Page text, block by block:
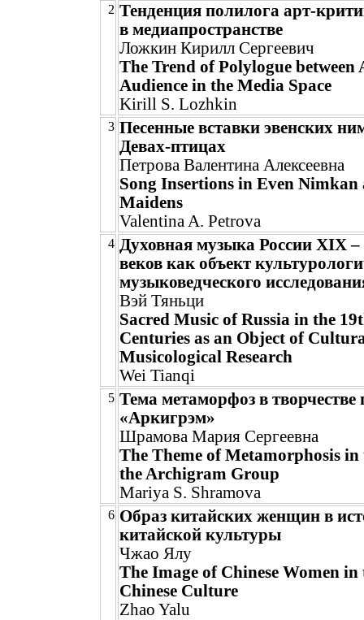
2 Тенденция полилога арт-
в медиапространстве
Ложкин Кирилл Сергеевич
The Trend of Polylogue
Audience in the Media Space
Kirill S. Lozhkin
3 Песенные вставки эвенских
Девах-птицах
Петрова Валентина Алексеевна
Song Insertions in Even
Maidens
Valentina A. Petrova
4 Духовная музыка России XIX
веков как объект
музыковедческого
Вэй Тяньци
Sacred Music of Russia in the
Centuries as an Object of
Musicological Research
Wei Tianqi
5 Тема метаморфоз в
«Аркигрэм»
Шрамова Мария Сергеевна
The Theme of Metamorphosis
the Archigram Group
Mariya S. Shramova
6 Образ китайских женщин в
китайской культуры
Чжао Ялу
The Image of Chinese Women
Chinese Culture
Zhao Yalu